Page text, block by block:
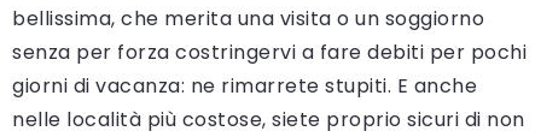
bellissima, che merita una visita o un soggiorno
senza per forza costringervi a fare debiti per pochi
giorni di vacanza: ne rimarrete stupiti. E anche
nelle località più costose, siete proprio sicuri di non